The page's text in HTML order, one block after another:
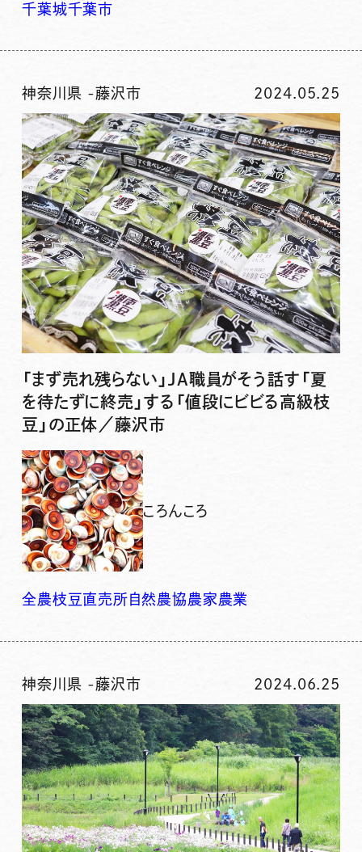
千葉城千葉市
神奈川県 -藤沢市 2024.05.25
「まず売れ残らない」JA職員がそう話す「夏
を待たずに終売」する「値段にビビる高級枝
豆」の正体／藤沢市
ころんころ
全農枝豆直売所自然農協農家 農業
神奈川県 -藤沢市 2024.06.25